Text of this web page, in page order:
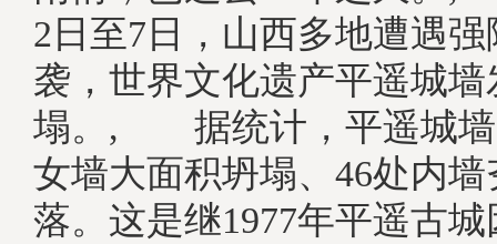
2日至7日，山西多地遭遇
袭，世界文化遗产平遥城
塌。, 据统计，平遥城墙
女墙大面积坍塌、46处内
落。这是继1977年平遥古